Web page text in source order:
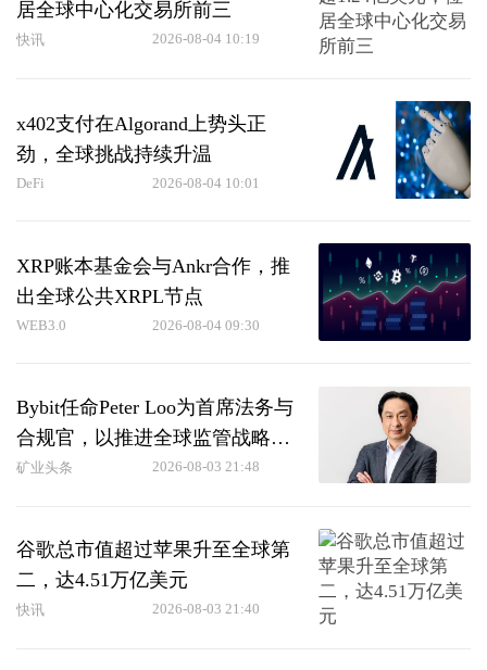
居全球中心化交易所前三
快讯 2026-08-04 10:19
x402支付在Algorand上势头正
劲，全球挑战持续升温
DeFi 2026-08-04 10:01
XRP账本基金会与Ankr合作，推
出全球公共XRPL节点
WEB3.0 2026-08-04 09:30
Bybit任命Peter Loo为首席法务与
合规官，以推进全球监管战略
（8月3日）
矿业头条 2026-08-03 21:48
谷歌总市值超过苹果升至全球第
二，达4.51万亿美元
快讯 2026-08-03 21:40